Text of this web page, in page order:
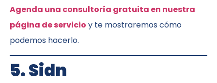
Agenda una consultoría gratuita en nuestra
página de servicio y te mostraremos cómo
podemos hacerlo.
5. Sidn